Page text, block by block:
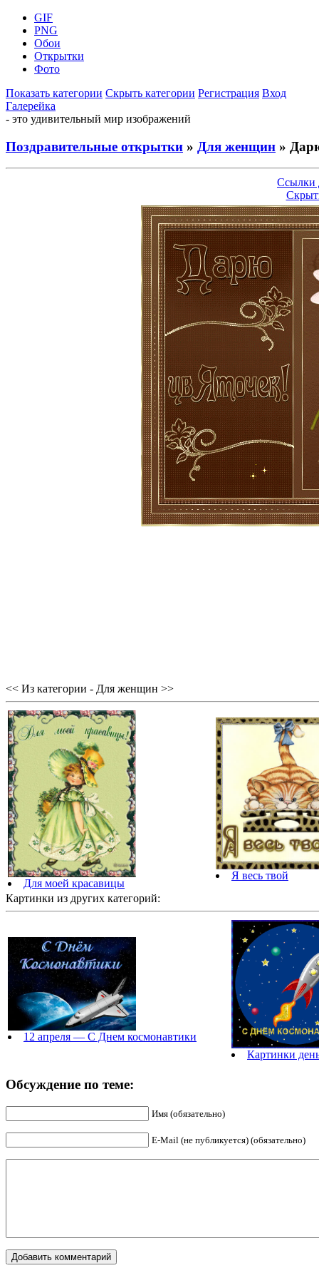
GIF
PNG
Обои
Открытки
Фото
Показать категории Скрыть категории Регистрация Вход
Галерейка
- это удивительный мир изображений
Поздравительные открытки » Для женщин »
Ссылки
<< Из категории - Для женщин >>
Для моей красавицы
Я весь твой
Картинки из других категорий:
12 апреля — С Днем космонавтики
Картинки
Обсуждение по теме:
Имя (обязательно)
E-Mail (не публикуется) (обязательно)